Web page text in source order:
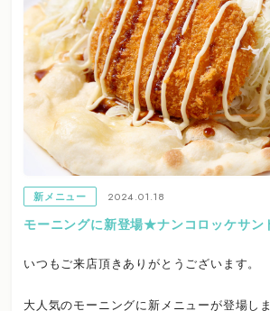
新メニュー
2024.01.18
モーニングに新登場★ナンコロッケサン
いつもご来店頂きありがとうございます。
大人気のモーニングに新メニューが登場し